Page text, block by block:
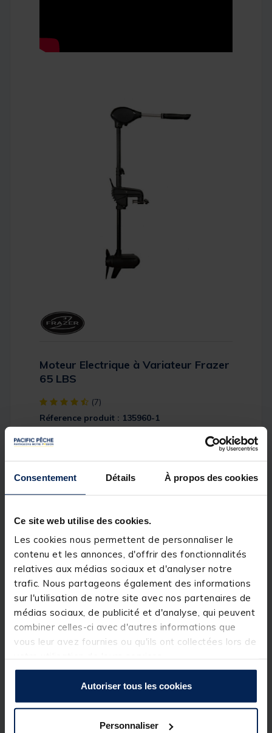
Consentement Détails À propos des cookies
Ce site web utilise des cookies.
Les cookies nous permettent de personnaliser le
contenu et les annonces, d'offrir des fonctionnalités
relatives aux médias sociaux et d'analyser notre
trafic. Nous partageons également des informations
sur l'utilisation de notre site avec nos partenaires de
médias sociaux, de publicité et d'analyse, qui peuvent
combiner celles-ci avec d'autres informations que
vous leur avez fournies ou qu'ils ont collectées lors de
Autoriser tous les cookies
Personnaliser
Moteur Electrique à Variateur Frazer
65 LBS
[object Object] out of 5 Customer Rating
(7)
Réference produit : 135960-1
Quantité: 1
Description
principaux atouts de ce moteur électrique
FRAZER Motorqui répondra aux besoins des
pêcheurs les plus exigeants. Les moteurs
électriques
sont construits à partir de
matériaux robustes pour une excellente
longévité. Les dernières innovations techniques
qu’ils intègrent assurent une puissance sans
faille et une très grande facilité d’usage. Cette
nouvelle gamme de moteurs électriques 12v
est sans aucun doute le meilleur rapport
qualité/prix à ce jour. Equipé d'unmoteursans
balai (brushless) de toute dernière génération,
ce propulseur de65 lbs pour une alimentation
terme de moteur électrique tableau arrière en
Avec son gain de puissance contrôlé par un
arrière sa consommation électrique est